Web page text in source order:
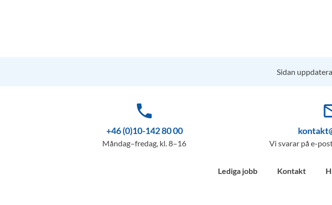
Sidan
phone
+46 (0)10-142 80 00
Måndag–fredag, kl. 8–16 Vi svarar på e-
Lediga jobb Kontakt